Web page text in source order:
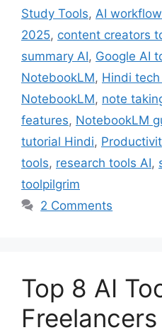
Study Tools, AI
2025, content creators
summary AI, Google AI
NotebookLM, Hindi
NotebookLM, note
features, NotebookLM
tutorial Hindi,
tools, research tools AI,
toolpilgrim
2 Comments
Top 8 AI